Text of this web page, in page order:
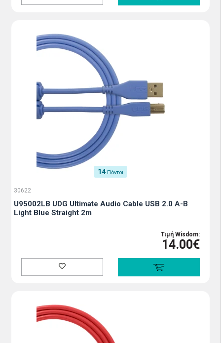
14 Πόντοι
30622
U95002LB UDG Ultimate Audio Cable USB 2.0 A-B
Light Blue Straight 2m
Τιμή Wisdom:
14.00€